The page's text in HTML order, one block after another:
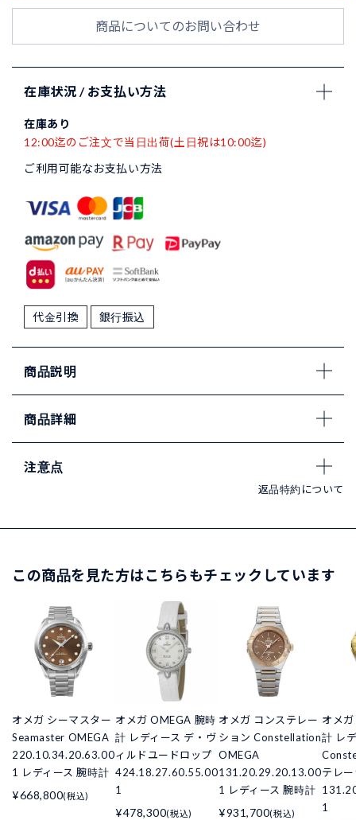
商品についてのお問い合わせ
在庫状況 / お支払い方法
在庫あり
12:00迄のご注文で当日出荷(土日祝は10:00迄)
ご利用可能なお支払い方法
代金引換 銀行振込
商品説明
商品詳細
注意点
返品特約について
この商品を見た方はこちらもチェックしています
オメガ シーマスター
Seamaster OMEGA
220.10.34.20.63.00
1 レディース 腕時計
¥668,800(税込)
オメガ OMEGA 腕時
計 レディース デ・ヴ
ィルドユードロップ
424.18.27.60.55.00
1
¥478,300(税込)
オメガ コンステレー
ション Constellation
OMEGA
131.20.29.20.13.00
1 レディース 腕時計
¥931,700(税込)
オメ
計 レ
テレ
1